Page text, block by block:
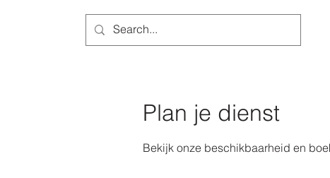
Groeigeld
Plan je dienst
Bekijk onze beschikbaarheid en